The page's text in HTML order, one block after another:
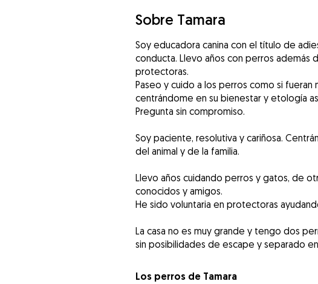
Sobre Tamara
Soy educadora canina con el título de
conducta. Llevo años con perros además
protectoras.
Paseo y cuido a los perros como si
centrándome en su bienestar y etología
Pregunta sin compromiso.
Soy paciente, resolutiva y cariñosa.
del animal y de la familia.
Llevo años cuidando perros y gatos, de
conocidos y amigos.
He sido voluntaria en protectoras
La casa no es muy grande y tengo dos
sin posibilidades de escape y separado
Los perros de Tamara